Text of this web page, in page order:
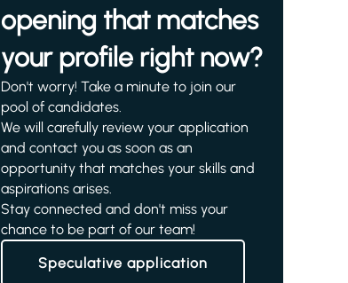
opening that matches
your profile right now?
Don't worry! Take a minute to join our
pool of candidates.
We will carefully review your application
and contact you as soon as an
opportunity that matches your skills and
aspirations arises.
Stay connected and don't miss your
chance to be part of our team!
Speculative application